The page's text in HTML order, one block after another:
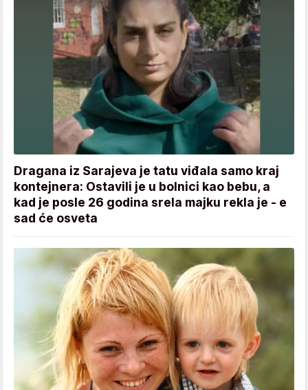
Dragana iz Sarajeva je tatu viđala samo kraj
kontejnera: Ostavili je u bolnici kao bebu, a
kad je posle 26 godina srela majku rekla je - e
sad će osveta